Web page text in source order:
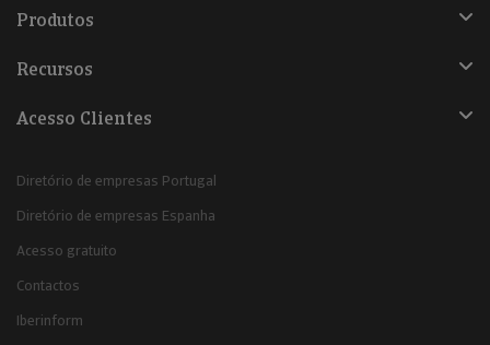
Produtos
Recursos
Acesso Clientes
Diretório de empresas Portugal
Diretório de empresas Espanha
Acesso gratuito
Contactos
Iberinform